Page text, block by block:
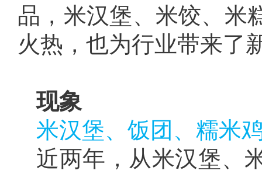
品，米汉堡、米饺、
火热，也为行业带来了
现象
米汉堡、饭团、糯米
近两年，从米汉堡、